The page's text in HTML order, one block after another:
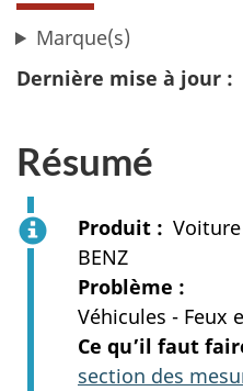
Marque(s)
Dernière mise à jour
Résumé
Produit
Voiture
BENZ
Problème
Véhicules - Feux
Ce qu’il faut
section des